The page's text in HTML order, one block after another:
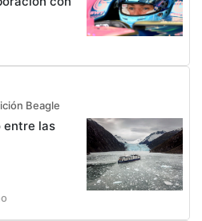
Beagle
entre las